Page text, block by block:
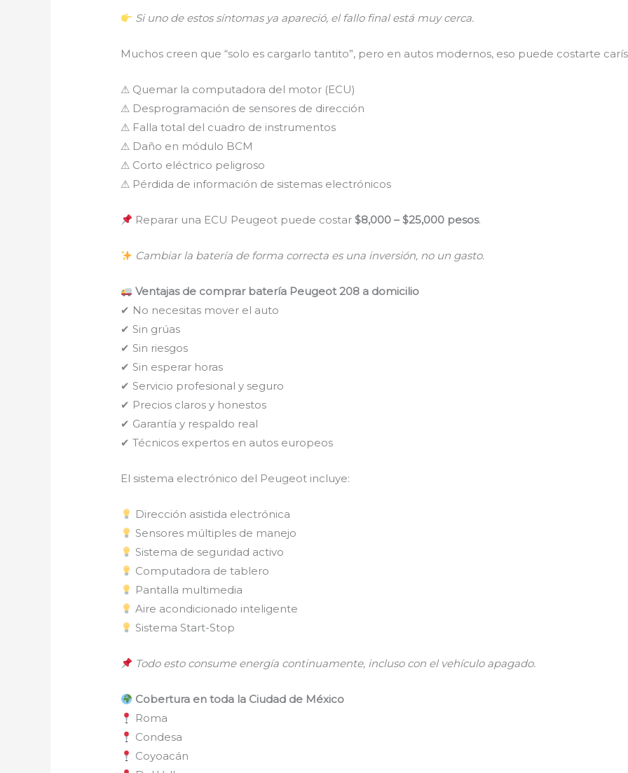
Si uno de estos síntomas ya apareció, el fallo final está muy cerca.
Muchos creen que “solo es cargarlo tantito”, pero en autos modernos, eso puede costarte
⚠ Quemar la computadora del motor (ECU)
⚠ Desprogramación de sensores de dirección
⚠ Falla total del cuadro de instrumentos
⚠ Daño en módulo BCM
⚠ Corto eléctrico peligroso
⚠ Pérdida de información de sistemas electrónicos
Reparar una ECU Peugeot puede costar$8,000 – $25,000 pesos.
Cambiar la batería de forma correcta es una inversión, no un gasto.
Ventajas de comprar batería Peugeot 208 a domicilio
✔ No necesitas mover el auto
✔ Sin grúas
✔ Sin riesgos
✔ Sin esperar horas
✔ Servicio profesional y seguro
✔ Precios claros y honestos
✔ Garantía y respaldo real
✔ Técnicos expertos en autos europeos
El sistema electrónico del Peugeot incluye:
Dirección asistida electrónica
Sensores múltiples de manejo
Sistema de seguridad activo
Computadora de tablero
Pantalla multimedia
Aire acondicionado inteligente
Sistema Start-Stop
Todo esto consume energía continuamente, incluso con el vehículo apagado.
Cobertura en toda la Ciudad de México
Roma
Condesa
Coyoacán